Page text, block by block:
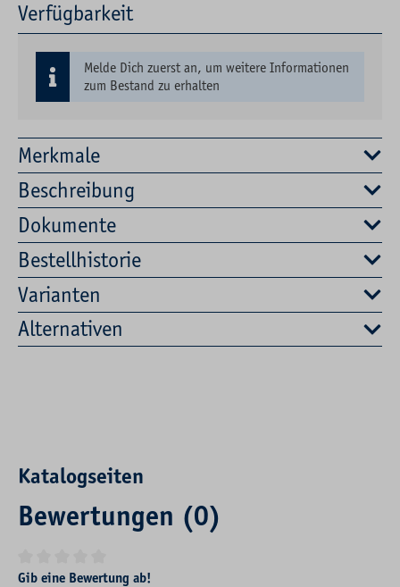
Merkmale
Beschreibung
Dokumente
Bestellhistorie
Varianten
Alternativen
Verfügbarkeit
Melde Dich zuerst an, um weitere Informationen
zum Bestand zu erhalten
Katalogseiten
Bewertungen (0)
Durchschnittliche Bewertung von 0 von 5 Sternen
Gib eine Bewertung ab!